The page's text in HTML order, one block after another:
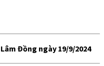
Đồng ngày 19/9/2024